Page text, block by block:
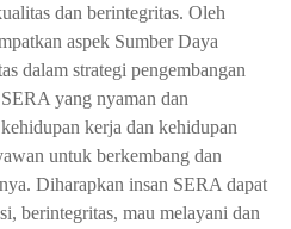
dan berintegritas. Oleh
aspek Sumber Daya
dalam strategi pengembangan
yang nyaman dan
kerja dan kehidupan
untuk berkembang dan
Diharapkan insan SERA dapat
berintegritas, mau melayani dan